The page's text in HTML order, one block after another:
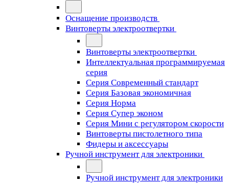
Оснащение производств
Винтоверты электроотвертки
Винтоверты электроотвертки
Интеллектуальная программируемая
серия
Серия Современный стандарт
Серия Базовая экономичная
Серия Норма
Серия Cупер эконом
Серия Мини с регулятором скорости
Винтоверты пистолетного типа
Фидеры и аксессуары
Ручной инструмент для электроники
Ручной инструмент для электроники